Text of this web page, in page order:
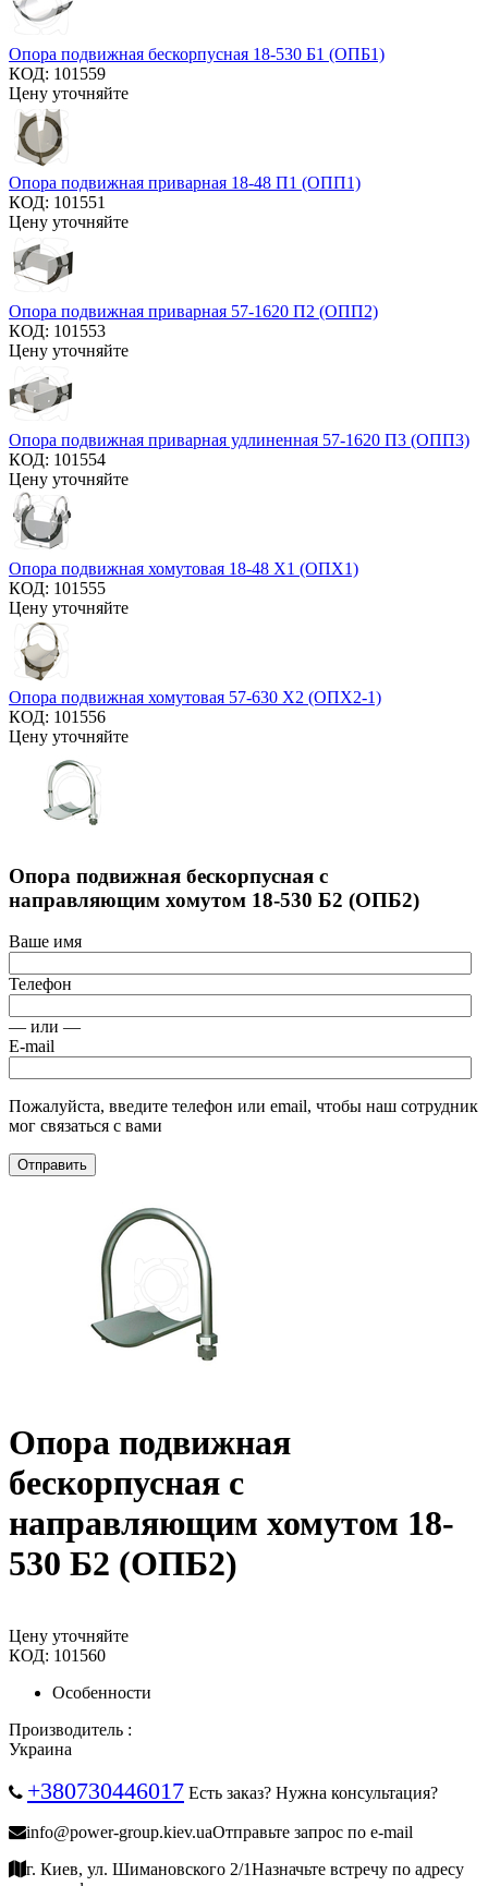
Опора подвижная бескорпусная 18-530 Б1 (ОПБ1)
КОД: 101559
Цену уточняйте
Опора подвижная приварная 18-48 П1 (ОПП1)
КОД: 101551
Цену уточняйте
Опора подвижная приварная 57-1620 П2 (ОПП2)
КОД: 101553
Цену уточняйте
Опора подвижная приварная удлиненная 57-1620 П3 (ОПП3)
КОД: 101554
Цену уточняйте
Опора подвижная хомутовая 18-48 Х1 (ОПХ1)
КОД: 101555
Цену уточняйте
Опора подвижная хомутовая 57-630 Х2 (ОПХ2-1)
КОД: 101556
Цену уточняйте
Опора подвижная бескорпусная с
направляющим хомутом 18-530 Б2 (ОПБ2)
Ваше имя
Телефон
— или —
E-mail
Пожалуйста, введите телефон или email, чтобы наш сотрудник
мог связаться с вами
Отправить
Опора подвижная
бескорпусная с
направляющим хомутом 18-
530 Б2 (ОПБ2)
Цену уточняйте
КОД: 101560
Особенности
Производитель :
Украина
+380730446017 Есть заказ? Нужна консультация?
info@power-group.kiev.uaОтправьте запрос по e-mail
г. Киев, ул. Шимановского 2/1Назначьте встречу по адресу